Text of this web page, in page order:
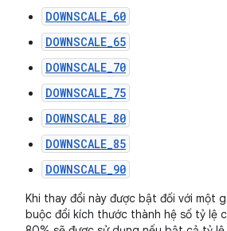
DOWNSCALE_60
DOWNSCALE_65
DOWNSCALE_70
DOWNSCALE_75
DOWNSCALE_80
DOWNSCALE_85
DOWNSCALE_90
Khi thay đổi này được bật đối với một
buộc đổi kích thước thành hệ số tỷ lệ